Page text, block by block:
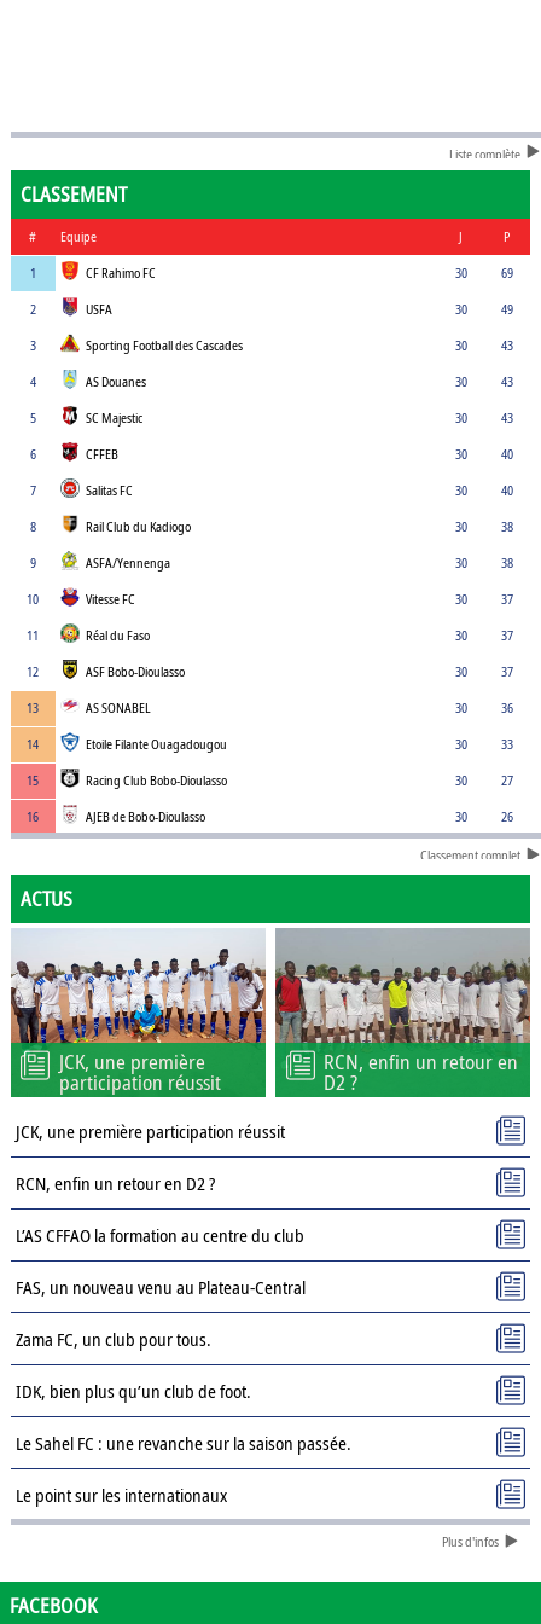
Liste complète
CLASSEMENT
# Equipe J
P
1
CF Rahimo FC 30
69
2
USFA 30
49
3
Sporting Football des Cascades 30
43
4
AS Douanes 30
43
5
SC Majestic 30
43
6
CFFEB 30
40
7
Salitas FC 30
40
8
Rail Club du Kadiogo 30
38
9
ASFA/Yennenga 30
38
10
Vitesse FC 30
37
11
Réal du Faso 30
37
12
ASF Bobo-Dioulasso 30
37
13
AS SONABEL 30
36
14
Etoile Filante Ouagadougou 30
33
15
Racing Club Bobo-Dioulasso 30
27
16
AJEB de Bobo-Dioulasso 30 26
Classement complet
ACTUS
JCK, une première
participation réussit
RCN, enfin un retour en
D2 ?
JCK, une première participation réussit
RCN, enfin un retour en D2 ?
L’AS CFFAO la formation au centre du club
FAS, un nouveau venu au Plateau-Central
Zama FC, un club pour tous.
IDK, bien plus qu’un club de foot.
Le Sahel FC : une revanche sur la saison passée.
Le point sur les internationaux
Présentation des clubs de D3 : ASPC Tenkodogo
Plus d'infos
FACEBOOK